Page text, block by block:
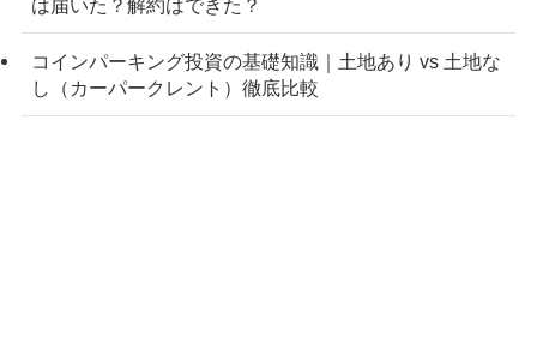
は届いた？解約はできた？
コインパーキング投資の基礎知識｜土地あり vs 土地な
し（カーパークレント）徹底比較